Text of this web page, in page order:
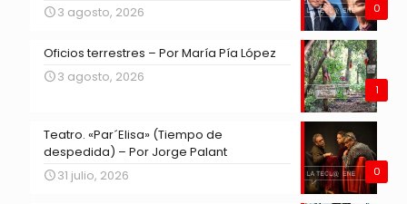
0
3 agosto, 2026
1
Oficios terrestres – Por María Pía López
3 agosto, 2026
0
Teatro. «Par´Elisa» (Tiempo de
despedida) – Por Jorge Palant
31 julio, 2026